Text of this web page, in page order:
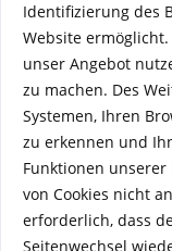
Identifizierung des
Website ermöglicht.
unser Angebot
zu machen. Des
Systemen, Ihren
zu erkennen und
Funktionen
von Cookies nicht
erforderlich, dass
Seitenwechsel